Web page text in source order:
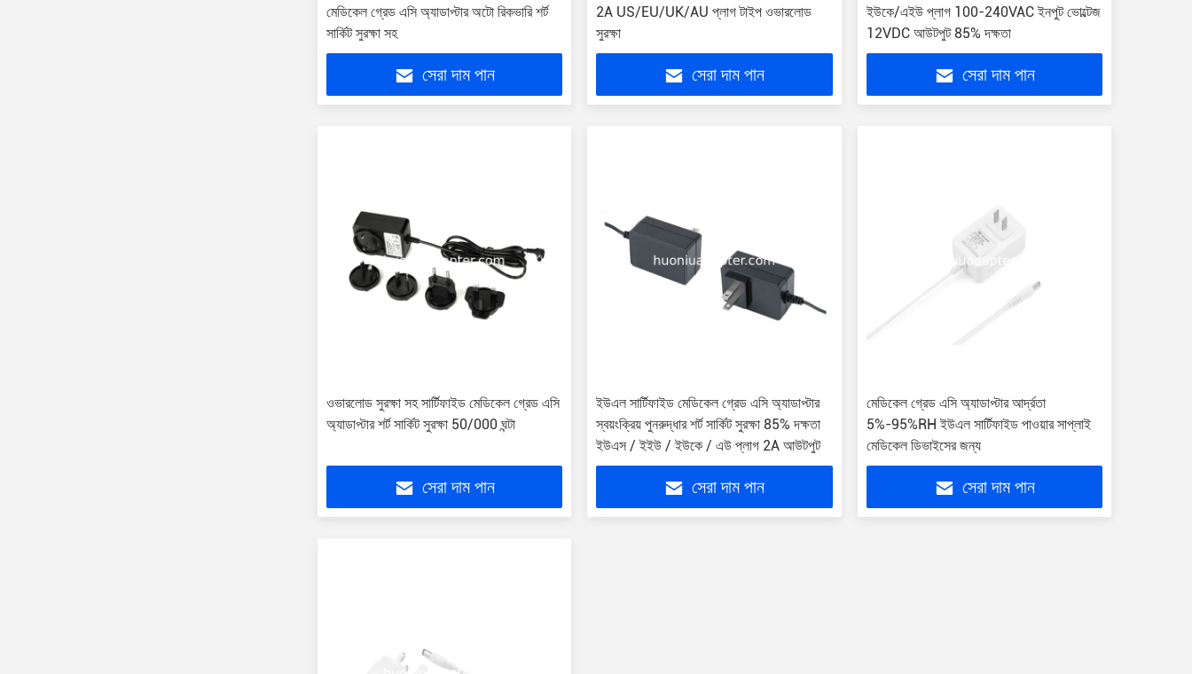
মেডিকেল গ্রেড এসি অ্যাডাপ্টার অটো রিকভারি শর্ট
সার্কিট সুরক্ষা সহ
সেরা দাম পান
2A US/EU/UK/AU প্লাগ টাইপ ওভারলোড
সুরক্ষা
সেরা দাম পান
ইউকে/এইউ প্লাগ 100-240VAC ইনপুট ভোল্টেজ
12VDC আউটপুট 85% দক্ষতা
সেরা দাম পান
ওভারলোড সুরক্ষা সহ সার্টিফাইড মেডিকেল গ্রেড এসি
অ্যাডাপ্টার শর্ট সার্কিট সুরক্ষা 50/000 ঘন্টা
সেরা দাম পান
ইউএল সার্টিফাইড মেডিকেল গ্রেড এসি অ্যাডাপ্টার
স্বয়ংক্রিয় পুনরুদ্ধার শর্ট সার্কিট সুরক্ষা 85% দক্ষতা
ইউএস / ইইউ / ইউকে / এউ প্লাগ 2A আউটপুট
সেরা দাম পান
মেডিকেল গ্রেড এসি অ্যাডাপ্টার আর্দ্রতা
5%-95%RH ইউএল সার্টিফাইড পাওয়ার সাপ্লাই
মেডিকেল ডিভাইসের জন্য
সেরা দাম পান